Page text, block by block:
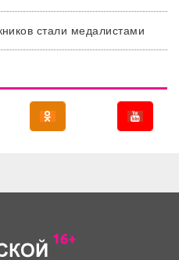
стали медалистами